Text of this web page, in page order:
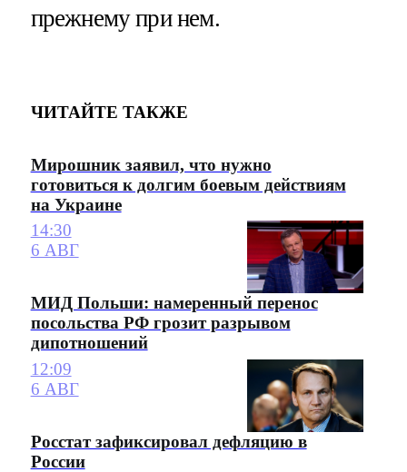
прежнему при нем.
ЧИТАЙТЕ ТАКЖЕ
Мирошник заявил, что нужно
готовиться к долгим боевым действиям
на Украине
14:30
6 АВГ
МИД Польши: намеренный перенос
посольства РФ грозит разрывом
дипотношений
12:09
6 АВГ
Росстат зафиксировал дефляцию в
России